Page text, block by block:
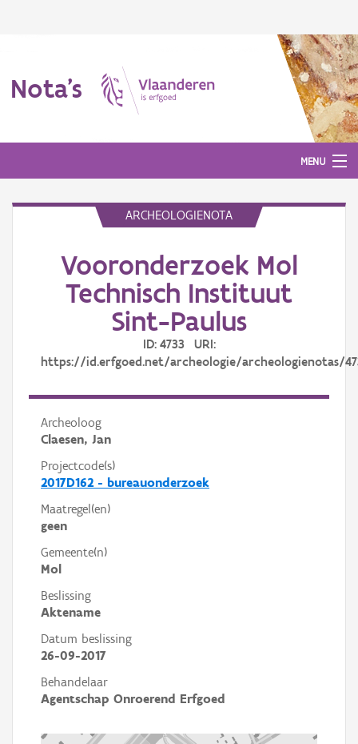
Nota's
MENU
Aanmelden
ARCHEOLOGIENOTA
Vooronderzoek Mol
Technisch Instituut
Sint-Paulus
ID: 4733 URI:
https://id.erfgoed.net/archeologie/archeologienotas/
Archeoloog
Claesen, Jan
Projectcode(s)
2017D162 - bureauonderzoek
Maatregel(en)
geen
Gemeente(n)
Mol
Beslissing
Aktename
Datum beslissing
26-09-2017
Behandelaar
Agentschap Onroerend Erfgoed